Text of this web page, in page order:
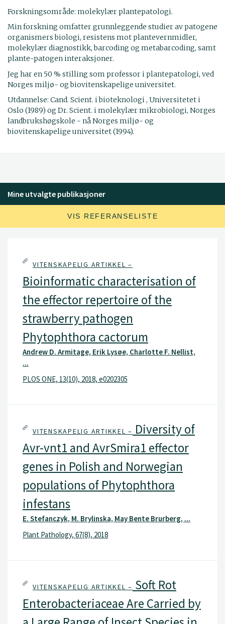
Forskningsområde: molekylær plantepatologi.
Min forskning omfatter grunnleggende studier av patogene
organismers biologi, resistens mot plantevernmidler,
molekylær diagnostikk, barcoding og metabarcoding, samt
plante-patogen interaksjoner.
Jeg har en 50 % stilling som professor i plantepatologi, ved
Norges miljø- og biovitenskapelige universitet.
Utdannelse: Cand. Scient. i bioteknologi , Universitetet i
Oslo (1989) og Dr. Scient. i molekylær mikrobiologi, Norges
landbrukshøgskole - nå Norges miljø- og
biovitenskapelige universitet (1994).
Mine utvalgte publikasjoner
VIS REFERANSELISTE
VITENSKAPELIG ARTIKKEL –
Bioinformatic characterisation of
the effector repertoire of the
strawberry pathogen
Phytophthora cactorum
Andrew D. Armitage, Erik Lysøe, Charlotte F. Nellist,
...
PLOS ONE, 13(10), 2018, e0202305
VITENSKAPELIG ARTIKKEL – Diversity of
Avr-vnt1 and AvrSmira1 effector
genes in Polish and Norwegian
populations of Phytophthora
infestans
E. Stefanczyk, M. Brylinska, May Bente Brurberg, ...
Plant Pathology, 67(8), 2018
VITENSKAPELIG ARTIKKEL – Soft Rot
Enterobacteriaceae Are Carried by